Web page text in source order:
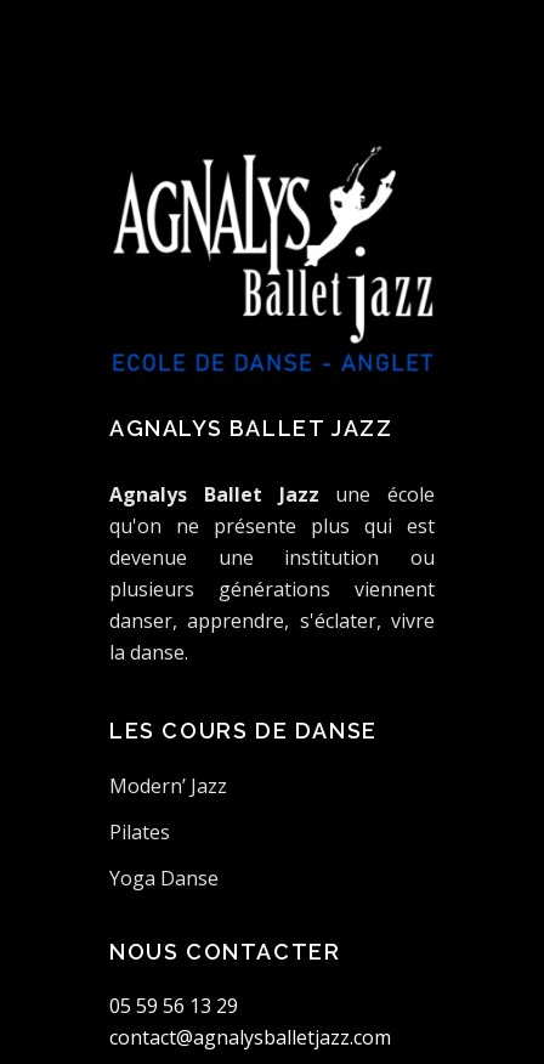
AGNALYS BALLET JAZZ
Agnalys Ballet Jazz une école
qu'on ne présente plus qui est
devenue une institution ou
plusieurs générations viennent
danser, apprendre, s'éclater, vivre
la danse.
LES COURS DE DANSE
Modern’ Jazz
Pilates
Yoga Danse
NOUS CONTACTER
05 59 56 13 29
contact@agnalysballetjazz.com